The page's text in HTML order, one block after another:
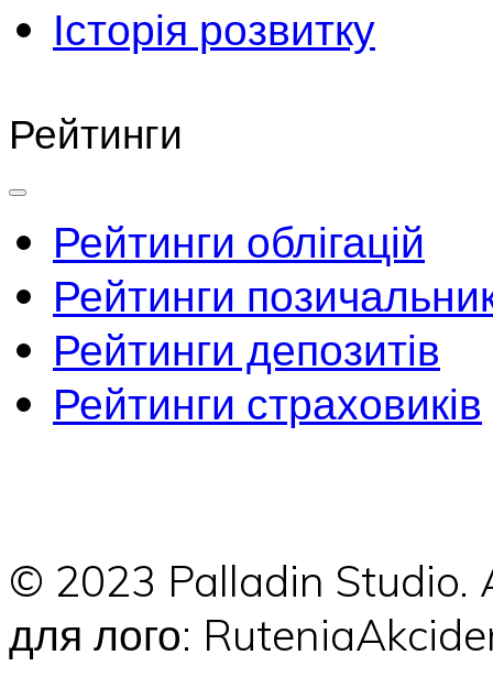
Історія розвитку
Рейтинги
Рейтинги облігацій
Рейтинги
Рейтинги депозитів
Рейтинги страховиків
© 2023 Palladin
для лого: